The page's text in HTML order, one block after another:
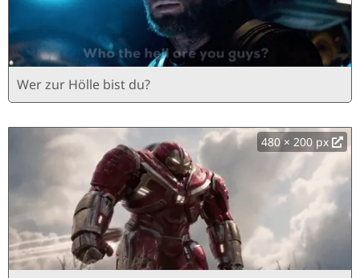
Wer zur Hölle bist du?
480 × 200 px